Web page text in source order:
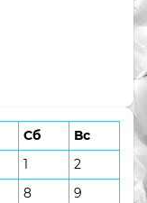
Сб
Вс
1
2
8
9